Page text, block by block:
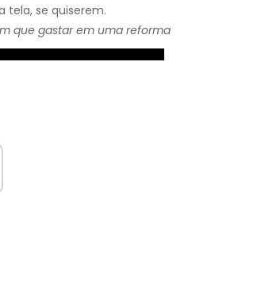
tela, se quiserem.
que gastar em uma reforma